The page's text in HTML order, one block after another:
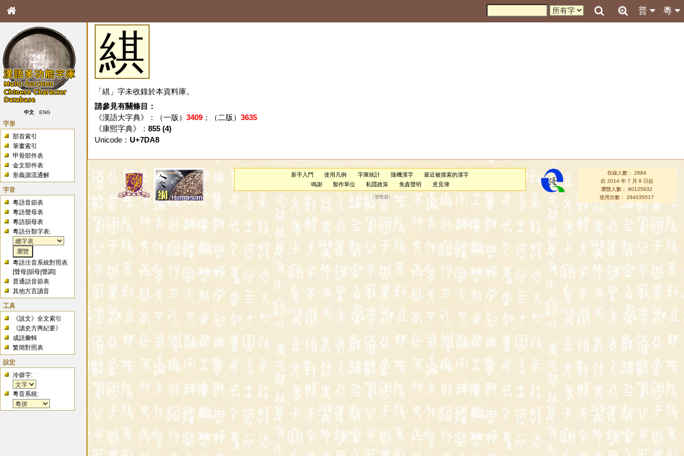
粵
普
中文 ENG
字形
部首索引
筆畫索引
甲骨部件表
金文部件表
形義源流通解
字音
粵語音節表
粵語聲母表
粵語韻母表
粵語分類字表:
粵語注音系統對照表
[聲母 |韻母 |聲調]
普通話音節表
其他方言讀音
工具
《說文》全文索引
《讀史方輿紀要》
成語彙輯
繁簡對照表
設定
冷僻字:
粵音系統:
綨
「綨」字未收錄於本資料庫。
請參見有關條目：
《漢語大字典》：（一版） 3409；（二版） 3635
《康熙字典》： 855 (4)
Unicode： U+7DA8
新手入門 使用凡例 字庫統計 隨機漢字
最近被搜索的漢字
鳴謝
製作單位 私隱政策 免責聲明 意見簿
（管理員 ）
在線人數： 2884
自 2014 年 7 月 8 日起
瀏覽人數： 80125932
使用次數： 294035517